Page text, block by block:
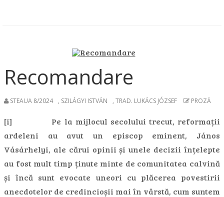
Recomandare
STEAUA 8/2024 , SZILÁGYI ISTVÁN , TRAD. LUKÁCS JÓZSEF PROZĂ
[i] Pe la mijlocul secolului trecut, reformații
ardeleni au avut un episcop eminent, János
Vásárhelyi, ale cărui opinii și unele decizii înțelepte
au fost mult timp ținute minte de comunitatea calvină
și încă sunt evocate uneori cu plăcerea povestirii
anecdotelor de credincioșii mai în vârstă, cum suntem